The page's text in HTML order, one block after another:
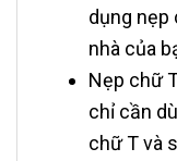
dụng nẹp
nhà của
Nẹp chữ
chỉ cần
chữ T và